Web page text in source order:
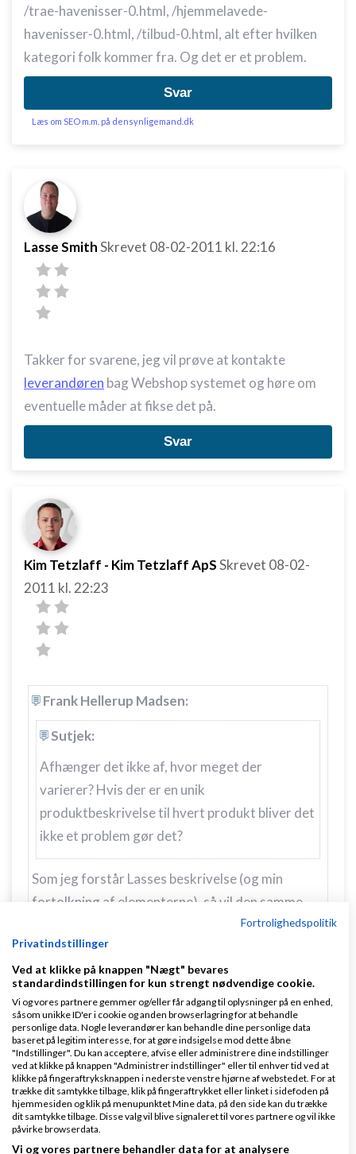
/trae-havenisser-0.html, /hjemmelavede-
havenisser-0.html, /tilbud-0.html, alt efter hvilken
kategori folk kommer fra. Og det er et problem.
Svar
Læs om SEO m.m. på densynligemand.dk
Lasse SmithSkrevet 08-02-2011 kl. 22:16
Takker for svarene, jeg vil prøve at kontakte
leverandøren bag Webshop systemet og høre om
eventuelle måder at fikse det på.
Svar
Kim Tetzlaff - Kim Tetzlaff ApSSkrevet 08-02-
2011 kl. 22:23
Frank Hellerup Madsen:
Sutjek:
Afhænger det ikke af, hvor meget der
varierer? Hvis der er en unik
produktbeskrivelse til hvert produkt bliver det
ikke et problem gør det?
Som jeg forstår Lasses beskrivelse (og min
fortolkning af elementerne), så vil den samme
produktside få forskellige adresser, alt efter
hvilken kategori den besøgende er kommet fra.
Dvs. siden med grønne havenisser vil få påhæftet
/trae-havenisser-0.html, /hjemmelavede-
havenisser-0.html, /tilbud-0.html, alt efter
hvilken kategori folk kommer fra. Og det er et
problem.
Jeg er helt enig frank, det er et problem ;)
Svar
Fortrolighedspolitik
Privatindstillinger
Ved at klikke på knappen "Nægt" bevares
standardindstillingen for kun strengt nødvendige cookie.
Vi og vores partnere gemmer og/eller får adgang til oplysninger på en enhed,
såsom unikke ID'er i cookie og anden browserlagring for at behandle
personlige data. Nogle leverandører kan behandle dine personlige data
baseret på legitim interesse, for at gøre indsigelse mod dette åbne
"Indstillinger". Du kan acceptere, afvise eller administrere dine indstillinger
ved at klikke på knappen "Administrer indstillinger" eller til enhver tid ved at
klikke på fingeraftryksknappen i nederste venstre hjørne af webstedet. For at
trække dit samtykke tilbage, klik på fingeraftrykket eller linket i sidefoden på
hjemmesiden og klik på menupunktet Mine data, på den side kan du trække
dit samtykke tilbage. Disse valg vil blive signaleret til vores partnere og vil ikke
påvirke browserdata.
Vi og vores partnere behandler data for at analysere